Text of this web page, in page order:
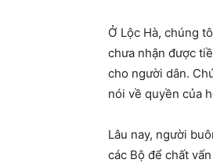
Ở Lộc Hà, chúng
chưa nhận được
cho người dân.
nói về quyền của
Lâu nay, người
các Bộ để chất